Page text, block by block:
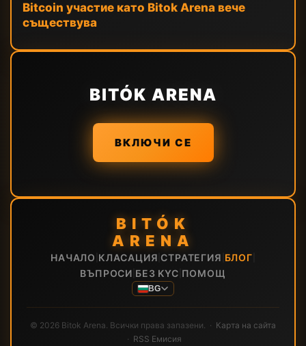
Bitcoin участие като Bitok Arena вече
съществува
BITÓK ARENA
ВКЛЮЧИ СЕ
BITÓK
ARENA
НАЧАЛО КЛАСАЦИЯ |СТРАТЕГИЯ БЛОГ
ВЪПРОСИ БЕЗ KYC ПОМОЩ
BG
© 2026 Bitok Arena. Всички права запазени. · Карта на сайта
· RSS Емисия